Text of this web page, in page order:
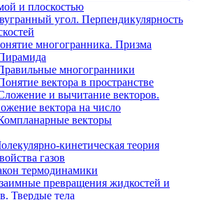
и плоскостью
угол. Перпендикулярность
многогранника. Призма
многогранники
вектора в пространстве
и вычитание векторов.
вектора на число
векторы
кинетическая теория
газов
термодинамики
превращения жидкостей и
Твердые тела